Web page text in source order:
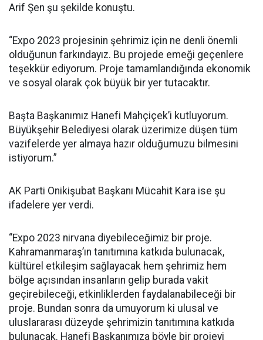
Arif Şen şu şekilde konuştu.
“Expo 2023 projesinin şehrimiz için ne denli önemli
olduğunun farkındayız. Bu projede emeği geçenlere
teşekkür ediyorum. Proje tamamlandığında ekonomik
ve sosyal olarak çok büyük bir yer tutacaktır.
Başta Başkanımız Hanefi Mahçiçek’i kutluyorum.
Büyükşehir Belediyesi olarak üzerimize düşen tüm
vazifelerde yer almaya hazır olduğumuzu bilmesini
istiyorum.”
AK Parti Onikişubat Başkanı Mücahit Kara ise şu
ifadelere yer verdi.
“Expo 2023 nirvana diyebileceğimiz bir proje.
Kahramanmaraş’ın tanıtımına katkıda bulunacak,
kültürel etkileşim sağlayacak hem şehrimiz hem
bölge açısından insanların gelip burada vakit
geçirebileceği, etkinliklerden faydalanabileceği bir
proje. Bundan sonra da umuyorum ki ulusal ve
uluslararası düzeyde şehrimizin tanıtımına katkıda
bulunacak. Hanefi Başkanımıza böyle bir projeyi